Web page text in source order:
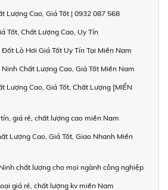
Lượng Cao, Giá Tốt | 0932 087 568
Tốt, Chất Lượng Cao, Uy Tín
Lò Hơi Giá Tốt Uy Tín Tại Miền Nam
Chất Lượng Cao, Giá Tốt Miền Nam
Lượng Cao, Giá Tốt, Chất Lượng [MIỀN
giá rẻ, chất lượng cao miền Nam
Lượng Cao, Giá Tốt, Giao Nhanh Miền
chất lượng cho mọi ngành công nghiệp
giá rẻ, chất lượng kv miền Nam